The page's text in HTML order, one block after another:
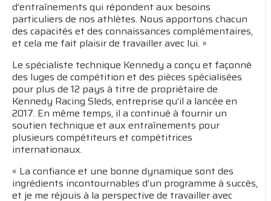
d’entraînements qui répondent aux besoins
particuliers de nos athlètes. Nous apportons chacun
des capacités et des connaissances complémentaires,
et cela me fait plaisir de travailler avec lui. »
Le spécialiste technique Kennedy a conçu et façonné
des luges de compétition et des pièces spécialisées
pour plus de 12 pays à titre de propriétaire de
Kennedy Racing Sleds, entreprise qu’il a lancée en
2017. En même temps, il a continué à fournir un
soutien technique et aux entraînements pour
plusieurs compétiteurs et compétitrices
internationaux.
« La confiance et une bonne dynamique sont des
ingrédients incontournables d’un programme à succès,
et je me réjouis à la perspective de travailler avec